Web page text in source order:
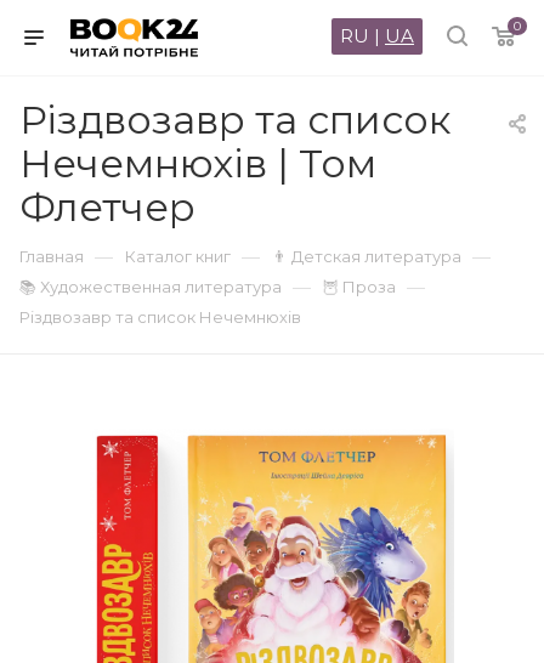
0
RU | UA
Різдвозавр та список
Нечемнюхів | Том
Флетчер
Главная — Каталог книг — 👨 Детская литература —
📚 Художественная литература — 🦉 Проза —
Різдвозавр та список Нечемнюхів